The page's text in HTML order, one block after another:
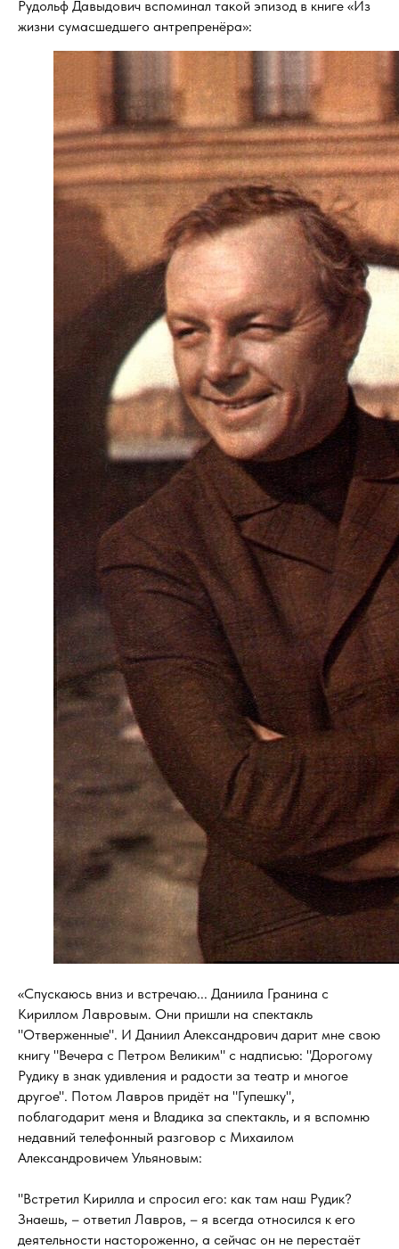
Рудольф Давыдович вспоминал такой эпизод в книге «Из
жизни сумасшедшего антрепренёра»:
«Спускаюсь вниз и встречаю... Даниила Гранина с
Кириллом Лавровым. Они пришли на спектакль
"Отверженные". И Даниил Александрович дарит мне свою
книгу "Вечера с Петром Великим" с надписью: "Дорогому
Рудику в знак удивления и радости за театр и многое
другое". Потом Лавров придёт на "Гупешку",
поблагодарит меня и Владика за спектакль, и я вспомню
недавний телефонный разговор с Михаилом
Александровичем Ульяновым:
"Встретил Кирилла и спросил его: как там наш Рудик?
Знаешь, – ответил Лавров, – я всегда относился к его
деятельности настороженно, а сейчас он не перестаёт